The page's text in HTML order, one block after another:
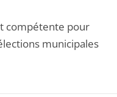
compétente pour
municipales